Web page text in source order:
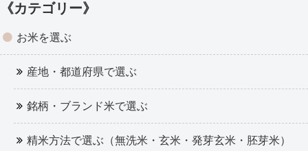
《カテゴリー》
お米を選ぶ
産地・都道府県で選ぶ
銘柄・ブランド米で選ぶ
精米方法で選ぶ（無洗米・玄米・発芽玄米・胚芽米）